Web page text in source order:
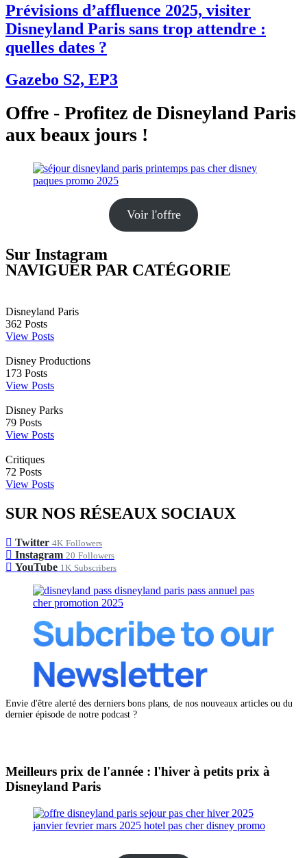
Prévisions d’affluence 2025, visiter
Disneyland Paris sans trop attendre :
quelles dates ?
Gazebo S2, EP3
Offre - Profitez de Disneyland Paris
aux beaux jours !
Voir l'offre
Sur Instagram
NAVIGUER PAR CATÉGORIE
Disneyland Paris
362 Posts
View Posts
Disney Productions
173 Posts
View Posts
Disney Parks
79 Posts
View Posts
Critiques
72 Posts
View Posts
SUR NOS RÉSEAUX SOCIAUX
Twitter 4K Followers
Instagram 20 Followers
YouTube 1K Subscribers
Envie d'être alerté des derniers bons plans, de nos nouveaux articles ou du
dernier épisode de notre podcast ?
Meilleurs prix de l'année : l'hiver à petits prix à
Disneyland Paris